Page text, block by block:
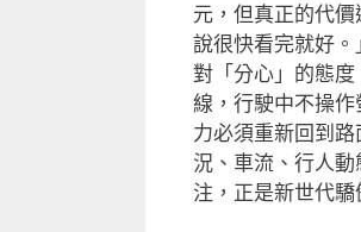
元，但真正的代
說很快看完就好
對「分心」的態
線，行駛中不操
力必須重新回到
況、車流、行人
注，正是新世代驕